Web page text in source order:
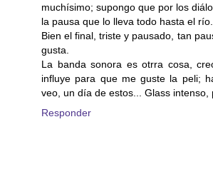
muchísimo; supongo que por los
la pausa que lo lleva todo hasta el río.
Bien el final, triste y pausado, tan
gusta.
La banda sonora es otrra cosa,
influye para que me guste la peli;
veo, un día de estos... Glass intenso,
Responder